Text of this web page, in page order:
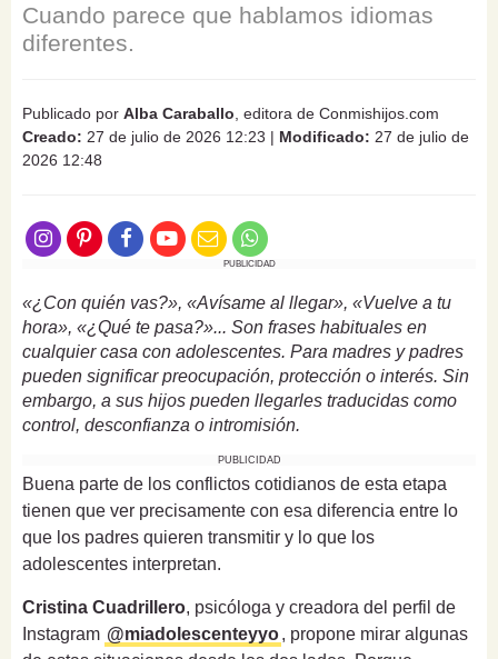
Cuando parece que hablamos idiomas
diferentes.
Publicado por Alba Caraballo , editora de Conmishijos.com
Creado: 27 de julio de 2026 12:23 | Modificado: 27 de julio de
2026 12:48
PUBLICIDAD
«¿Con quién vas?», «Avísame al llegar», «Vuelve a tu
hora», «¿Qué te pasa?»... Son frases habituales en
cualquier casa con adolescentes. Para madres y padres
pueden significar preocupación, protección o interés. Sin
embargo, a sus hijos pueden llegarles traducidas como
control, desconfianza o intromisión.
PUBLICIDAD
Buena parte de los conflictos cotidianos de esta etapa
tienen que ver precisamente con esa diferencia entre lo
que los padres quieren transmitir y lo que los
adolescentes interpretan.
Cristina Cuadrillero, psicóloga y creadora del perfil de
Instagram @miadolescenteyyo, propone mirar algunas